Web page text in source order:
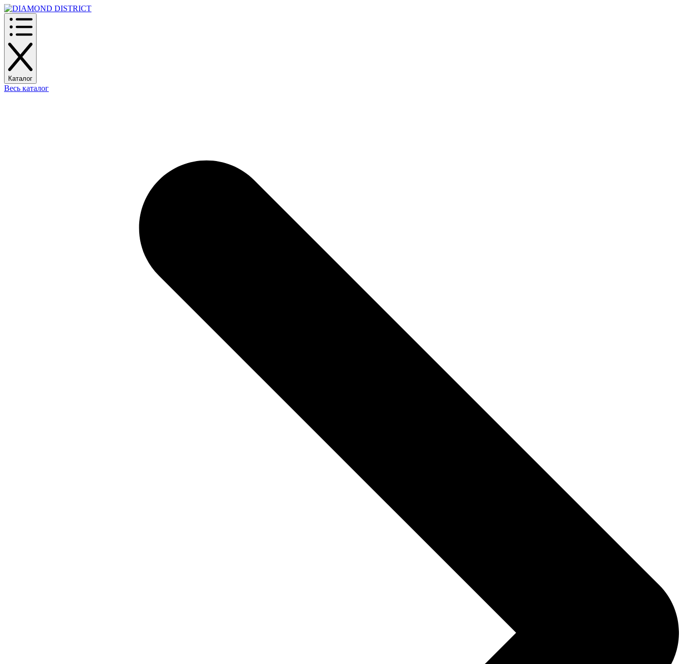
Каталог
Весь каталог